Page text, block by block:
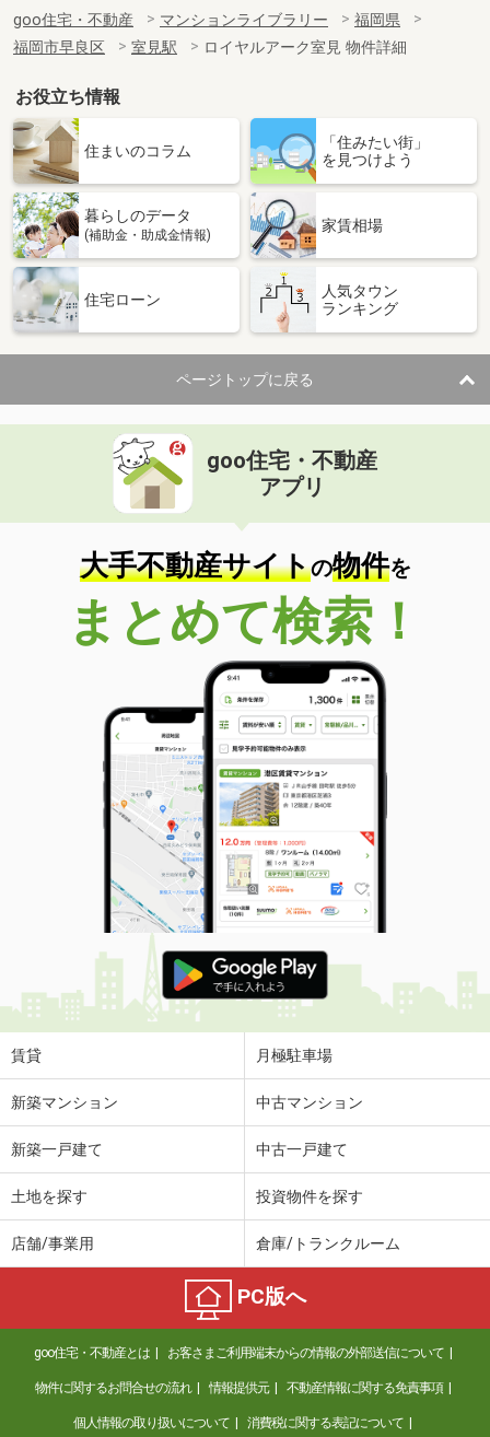
goo住宅・不動産 マンションライブラリー
福岡県
福岡市早良区
室見駅 ロイヤルアーク室見 物件詳細
お役立ち情報
住まいのコラム
「住みたい街」
を見つけよう
暮らしのデータ
(補助金・助成金情報)
家賃相場
住宅ローン
人気タウン
ランキング
ページトップに戻る
goo住宅・不動産
アプリ
大手不動産サイトの物件を
まとめて検索！
賃貸 月極駐車場
新築マンション 中古マンション
新築一戸建て 中古一戸建て
土地を探す 投資物件を探す
店舗/事業用 倉庫/トランクルーム
PC版へ
goo住宅・不動産とは お客さまご利用端末からの情報の外部送信について
物件に関するお問合せの流れ 情報提供元 不動産情報に関する免責事項
個人情報の取り扱いについて 消費税に関する表記について